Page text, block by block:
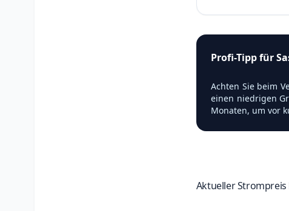
Profi-Tipp für
Achten Sie beim
einen niedrigen
Monaten, um vor
Aktueller